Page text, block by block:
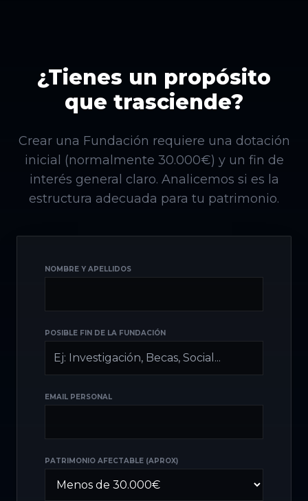
¿Tienes un propósito
que trasciende?
Crear una Fundación requiere una dotación
inicial (normalmente 30.000€) y un fin de
interés general claro. Analicemos si es la
estructura adecuada para tu patrimonio.
NOMBRE Y APELLIDOS
POSIBLE FIN DE LA FUNDACIÓN
EMAIL PERSONAL
PATRIMONIO AFECTABLE (APROX)